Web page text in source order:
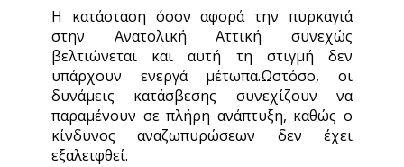
Η κατάσταση όσον αφορά την πυρκαγιά
στην Ανατολική Αττική συνεχώς
βελτιώνεται και αυτή τη στιγμή δεν
υπάρχουν ενεργά μέτωπα.Ωστόσο, οι
δυνάμεις κατάσβεσης συνεχίζουν να
παραμένουν σε πλήρη ανάπτυξη, καθώς ο
κίνδυνος αναζωπυρώσεων δεν έχει
εξαλειφθεί.